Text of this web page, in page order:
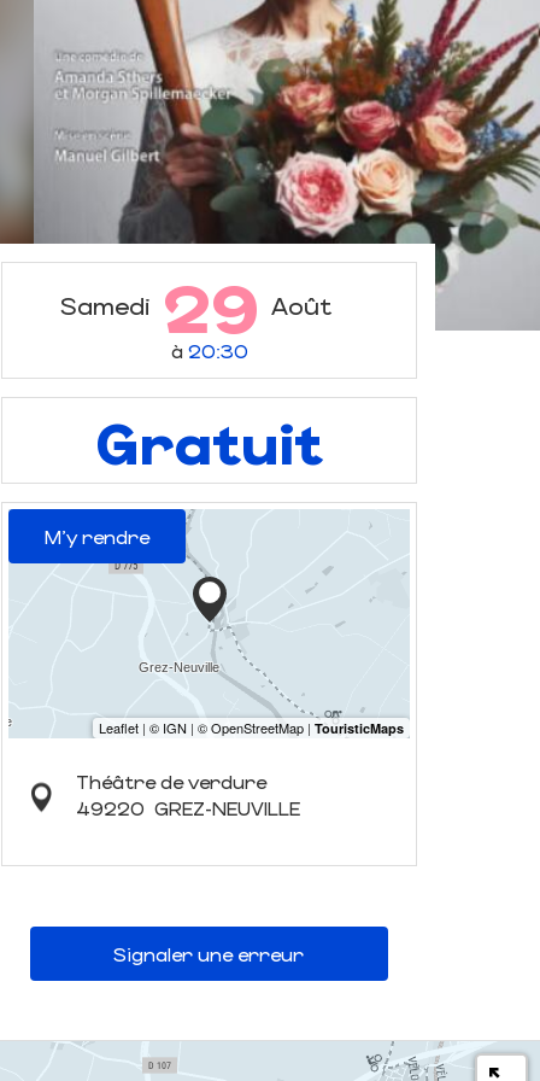
Samedi 29 Août
à 20:30
Gratuit
M'y rendre
Théâtre de verdure
49220 GREZ-NEUVILLE
Signaler une erreur